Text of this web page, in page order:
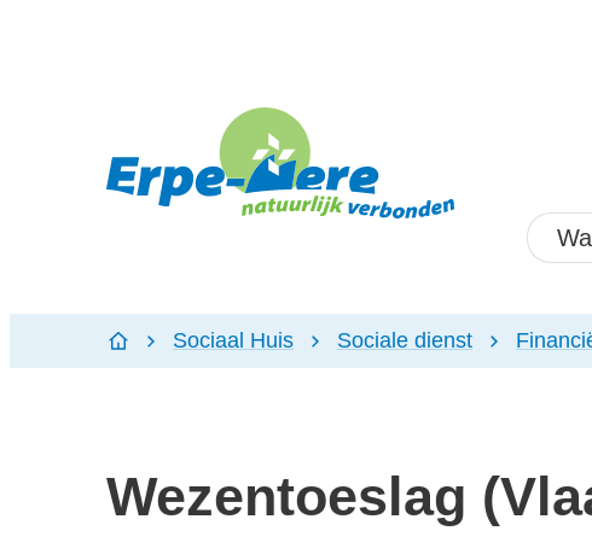
Startpagina
Sociaal Huis Sociale dienst
Wezentoeslag